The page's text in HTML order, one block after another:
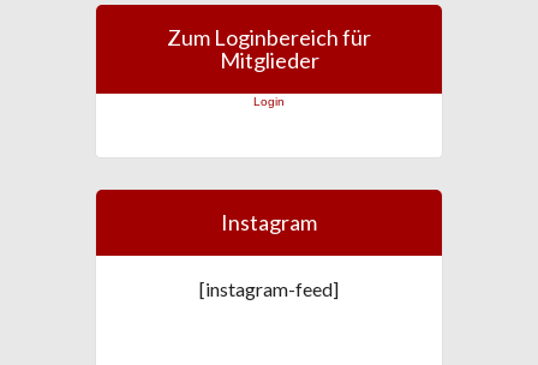
Zum Loginbereich für
Mitglieder
Login
Instagram
[instagram-feed]